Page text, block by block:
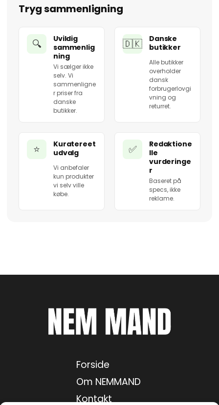
Tryg sammenligning
🔍
Uvildig
sammenlig
ning
Vi sælger ikke
selv. Vi
sammenligne
r priser fra
danske
butikker.
🇩🇰
Danske
butikker
Alle butikker
overholder
dansk
forbrugerlovgi
vning og
returret.
⭐
Kuratereet
udvalg
Vi anbefaler
kun produkter
vi selv ville
købe.
✅
Redaktione
lle
vurderinge
r
Baseret på
specs, ikke
reklame.
Forside
Om NEMMAND
Kontakt